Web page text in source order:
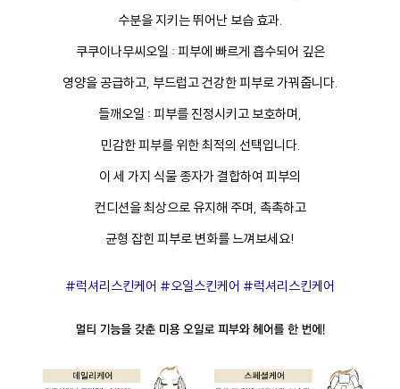
수분을 지키는 뛰어난 보습 효과.
쿠쿠이나무씨오일 : 피부에 빠르게 흡수되어 깊은
영양을 공급하고, 부드럽고 건강한 피부로 가꿔줍니다.
들깨오일 : 피부를 진정시키고 보호하며,
민감한 피부를 위한 최적의 선택입니다.
이 세 가지 식물 종자가 결합하여 피부의
컨디션을 최상으로 유지해 주며, 촉촉하고
균형 잡힌 피부로 변화를 느껴보세요!
#럭셔리스킨케어 #오일스킨케어 #럭셔리스킨케어